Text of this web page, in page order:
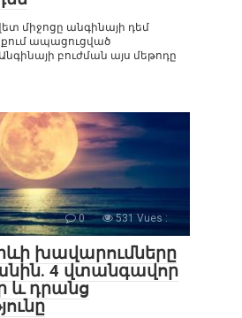
միջոցը անգինայի դեմ
ապացուցված
բուժման այս մեթոդը
0 531 Vues :
խավարումները
4 վտանգավոր
և դրանց